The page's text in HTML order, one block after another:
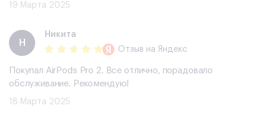
19 Марта 2025
Н
Никита
Отзыв на Яндекс
Покупал AirPods Pro 2. Все отлично, порадовало
обслуживание. Рекомендую!
18 Марта 2025